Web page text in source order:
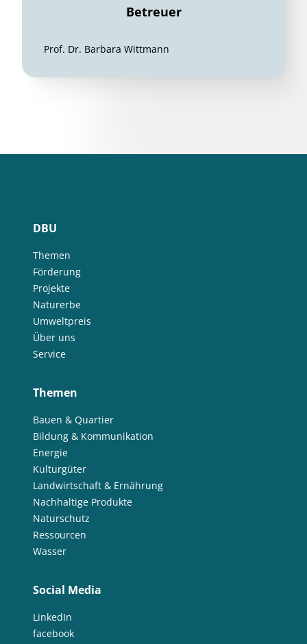
Betreuer
Prof. Dr. Barbara Wittmann
DBU
Themen
Förderung
Projekte
Naturerbe
Umweltpreis
Über uns
Service
Themen
Bauen & Quartier
Bildung & Kommunikation
Energie
Kulturgüter
Landwirtschaft & Ernährung
Nachhaltige Produkte
Naturschutz
Ressourcen
Wasser
Social Media
LinkedIn
facebook